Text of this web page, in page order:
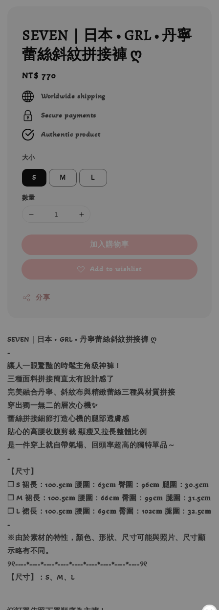
SEVEN｜日本 • GRL • 丹寧
蕾絲斜紋拼接褲 ღ
Regular
price
NT$ 770
Worldwide shipping
Secure payments
Authentic product
大小
S Ｍ Ｌ
數量
加入購物車
Add to wishlist
分享
SEVEN｜日本 • GRL • 丹寧蕾絲斜紋拼接褲 ღ
-
讓人一眼驚豔的時髦主角級神褲！
三種面料拼接簡直太有設計感了
完美融合丹寧、斜紋布與精緻蕾絲三種異材質拼接
穿出獨一無二的層次心機✨
蕾絲拼接細節打造心機的腿部透膚感
貼心的高腰收腹剪裁 顯瘦又拉長整體比例
是一件穿上就自帶氣場、回頭率超高的獨特單品～
-
【尺寸】
❐ S 裙長：100.5𝐜𝐦 腰圍：63𝐜𝐦 臀圍：96𝐜𝐦 腿圍：30.5𝐜𝐦
❐ M 裙長：100.5𝐜𝐦 腰圍：66𝐜𝐦 臀圍：99𝐜𝐦 腿圍：31.5𝐜𝐦
❐ L 裙長：100.5𝐜𝐦 腰圍：69𝐜𝐦 臀圍：102𝐜𝐦 腿圍：32.5𝐜𝐦
-
※由於素材的特性，顏色、形狀、尺寸可能與照片、尺寸顯
示略有不同。
୨୧----*----*----*----*----*----*----*----*----୨୧
【尺寸】：S、M、L